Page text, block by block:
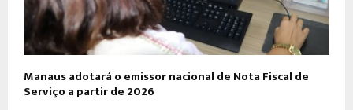
Manaus adotará o emissor nacional de Nota Fiscal de
Serviço a partir de 2026